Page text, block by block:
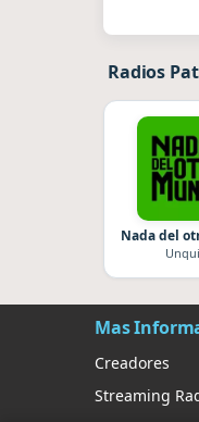
Radios
Nada del
Creadores
Streaming